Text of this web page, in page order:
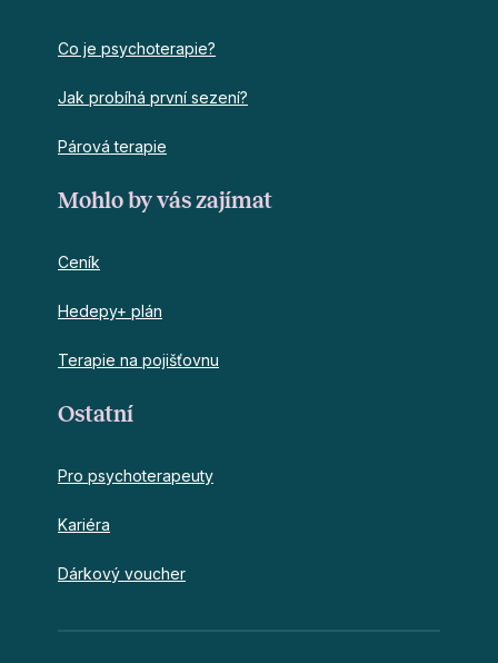
Co je psychoterapie?
Jak probíhá první sezení?
Párová terapie
Mohlo by vás zajímat
Ceník
Hedepy+ plán
Terapie na pojišťovnu
Ostatní
Pro psychoterapeuty
Kariéra
Dárkový voucher